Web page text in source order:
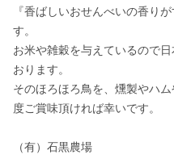
『香ばしいおせんべいの香り
す。
お米や雑穀を与えているので
おります。
そのほろほろ鳥を、燻製やハ
度ご賞味頂ければ幸いです。